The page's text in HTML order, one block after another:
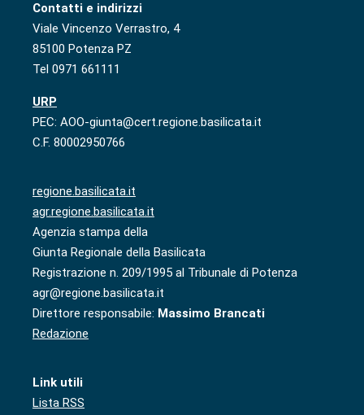
Contatti e indirizzi
Viale Vincenzo Verrastro, 4
85100 Potenza PZ
Tel 0971 661111
URP
PEC: AOO-giunta@cert.regione.basilicata.it
C.F. 80002950766
regione.basilicata.it
agr.regione.basilicata.it
Agenzia stampa della
Giunta Regionale della Basilicata
Registrazione n. 209/1995 al Tribunale di Potenza
agr@regione.basilicata.it
Direttore responsabile: Massimo Brancati
Redazione
Link utili
Lista RSS